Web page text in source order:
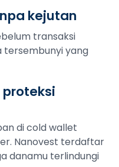
kejutan
transaksi
tersembunyi yang
di cold wallet
Nanovest terdaftar
danamu terlindungi